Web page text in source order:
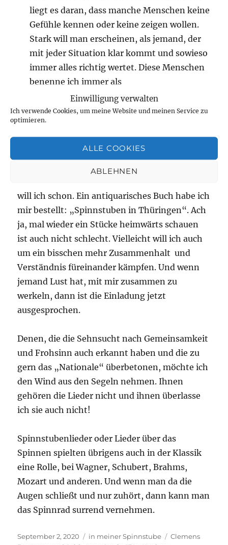
Einwilligung verwalten
Ich verwende Cookies, um meine Website und meinen Service zu
optimieren.
ALLE COOKIES
ABLEHNEN
liegt es daran, dass manche Menschen keine
Gefühle kennen oder keine zeigen wollen.
Stark will man erscheinen, als jemand, der
mit jeder Situation klar kommt und sowieso
immer alles richtig wertet. Diese Menschen
benenne ich immer als
„Berufsrevolutionäre“. Ich habe da genug
davon kennengelernt und ich habe auch
erfahren, dass es falsch ist, nur mit
Kampfliedern aufzuwarten.
Nein, ich will nicht die Spinnstuben von damals
will ich schon. Ein antiquarisches Buch habe ich
mir bestellt: „Spinnstuben in Thüringen“. Ach
ja, mal wieder ein Stücke heimwärts schauen
ist auch nicht schlecht. Vielleicht will ich auch
um ein bisschen mehr Zusammenhalt und
Verständnis füreinander kämpfen. Und wenn
jemand Lust hat, mit mir zusammen zu
werkeln, dann ist die Einladung jetzt
ausgesprochen.
Denen, die die Sehnsucht nach Gemeinsamkeit
und Frohsinn auch erkannt haben und die zu
gern das „Nationale“ überbetonen, möchte ich
den Wind aus den Segeln nehmen. Ihnen
gehören die Lieder nicht und ihnen überlasse
ich sie auch nicht!
Spinnstubenlieder oder Lieder über das
Spinnen spielten übrigens auch in der Klassik
eine Rolle, bei Wagner, Schubert, Brahms,
Mozart und anderen. Und wenn man da die
Augen schließt und nur zuhört, dann kann man
das Spinnrad surrend vernehmen.
Veröffentlicht
September 2, 2020 Kategorien
in meiner Spinnstube Schlagwörter
Clemens